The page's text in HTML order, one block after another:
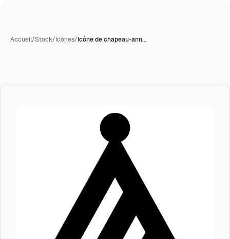
Accueil/Stock/Icônes/Icône de chapeau-ann…